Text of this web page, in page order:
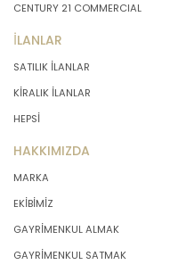
CENTURY 21 COMMERCIAL
İLANLAR
SATILIK İLANLAR
KİRALIK İLANLAR
HEPSİ
HAKKIMIZDA
MARKA
EKİBİMİZ
GAYRİMENKUL ALMAK
GAYRİMENKUL SATMAK